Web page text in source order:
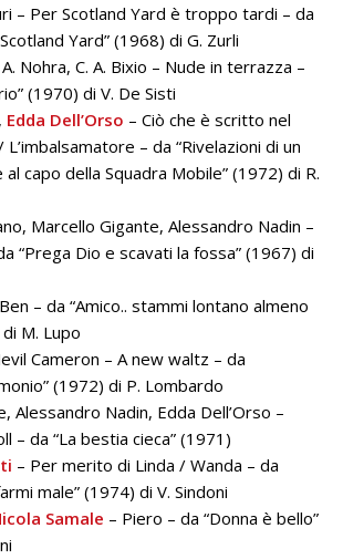
– Per Scotland Yard è troppo tardi – da
Yard” (1968) di G. Zurli
Nohra, C. A. Bixio – Nude in terrazza –
(1970) di V. De Sisti
, Edda Dell’Orso – Ciò che è scritto nel
– da “Rivelazioni di un
capo della Squadra Mobile” (1972) di R.
Marcello Gigante, Alessandro Nadin –
“Prega Dio e scavati la fossa” (1967) di
– da “Amico.. stammi lontano almeno
M. Lupo
Cameron – A new waltz – da
(1972) di P. Lombardo
Alessandro Nadin, Edda Dell’Orso –
– da “La bestia cieca” (1971)
– Per merito di Linda / Wanda – da
male” (1974) di V. Sindoni
Samale – Piero – da “Donna è bello”